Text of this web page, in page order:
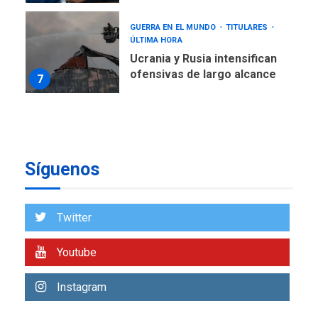
7
GUERRA EN EL MUNDO
TITULARES
ÚLTIMA HORA
Ucrania y Rusia intensifican
ofensivas de largo alcance
1
2
De la Espriella asumirá
atípica fuera de Bogotá
POLÍTICA
TITULARES
Síguenos
Twitter
Youtube
Instagram